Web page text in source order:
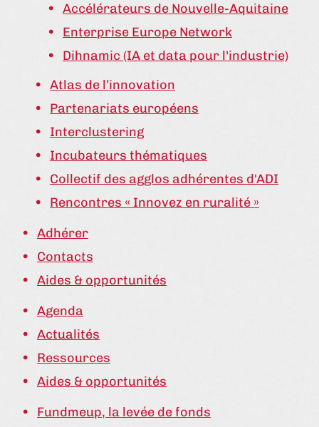
Accélérateurs de Nouvelle-Aquitaine
Enterprise Europe Network
Dihnamic (IA et data pour l'industrie)
Atlas de l’innovation
Partenariats européens
Interclustering
Incubateurs thématiques
Collectif des agglos adhérentes d'ADI
Rencontres « Innovez en ruralité »
Adhérer
Contacts
Aides & opportunités
Agenda
Actualités
Ressources
Aides & opportunités
Fundmeup, la levée de fonds